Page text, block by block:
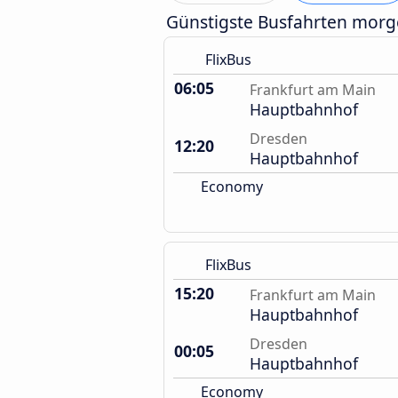
Günstigste Busfahrten
FlixBus
06:05 Frankfurt am Main
Hauptbahnhof
12:20
Dresden
Hauptbahnhof
Economy
FlixBus
15:20 Frankfurt am Main
Hauptbahnhof
00:05
Dresden
Hauptbahnhof
Economy